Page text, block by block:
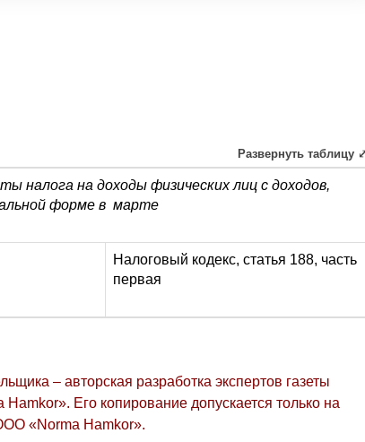
налога на доходы физических лиц с доходов,
форме в марте
Налоговый кодекс, статья 188, часть
первая
Развернуть таблицу
– авторская разработка экспертов газеты
Его копирование допускается только на
«Norma Hamkor».